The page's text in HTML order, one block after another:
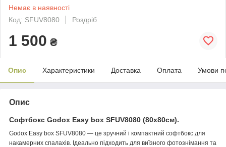
Немає в наявності
Код: SFUV8080
Роздріб
1 500 ₴
Опис Характеристики Доставка Оплата Умови
Опис
Софтбокс Godox Easy box SFUV8080 (80х80см).
Godox Easy box SFUV8080 — це зручний і компактний софтбокс для
накамерних спалахів. Ідеально підходить для виїзного фотознімання та